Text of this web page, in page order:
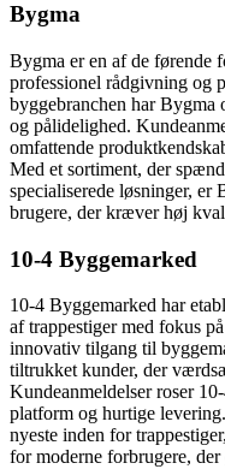
Bygma
Bygma er en af de førende
professionel rådgivning og
byggebranchen har Bygma
og pålidelighed.
omfattende
Med et sortiment, der
specialiserede løsninger, er
brugere, der kræver høj
10-4 Byggemarked
10-4 Byggemarked har
af trappestiger med fokus
innovativ tilgang til
tiltrukket kunder, der
Kundeanmeldelser roser
platform og hurtige
nyeste inden for
for moderne forbrugere,